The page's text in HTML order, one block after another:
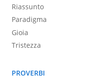
Riassunto
Paradigma
Gioia
Tristezza
PROVERBI